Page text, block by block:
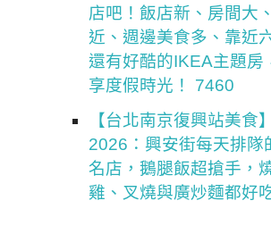
店吧！飯店新、房間大
近、週邊美食多、靠近
還有好酷的IKEA主題房
享度假時光！ 7460
【台北南京復興站美食
2026：興安街每天排隊
名店，鵝腿飯超搶手，
雞、叉燒與廣炒麵都好